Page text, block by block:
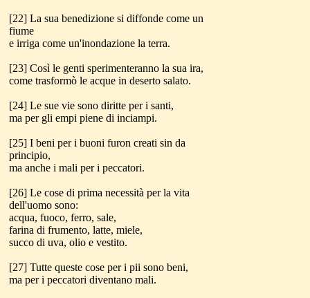
[22] La sua benedizione si diffonde come un
fiume
e irriga come un'inondazione la terra.
[23] Così le genti sperimenteranno la sua ira,
come trasformò le acque in deserto salato.
[24] Le sue vie sono diritte per i santi,
ma per gli empi piene di inciampi.
[25] I beni per i buoni furon creati sin da
principio,
ma anche i mali per i peccatori.
[26] Le cose di prima necessità per la vita
dell'uomo sono:
acqua, fuoco, ferro, sale,
farina di frumento, latte, miele,
succo di uva, olio e vestito.
[27] Tutte queste cose per i pii sono beni,
ma per i peccatori diventano mali.